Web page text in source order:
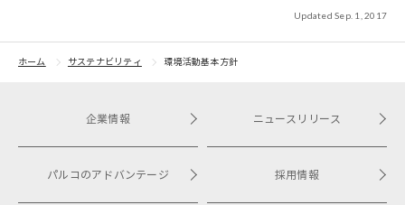
Updated Sep. 1, 2017
ホーム サステナビリティ 環境活動基本方針
企業情報
パルコのアドバンテージ
ニュースリリース
採用情報